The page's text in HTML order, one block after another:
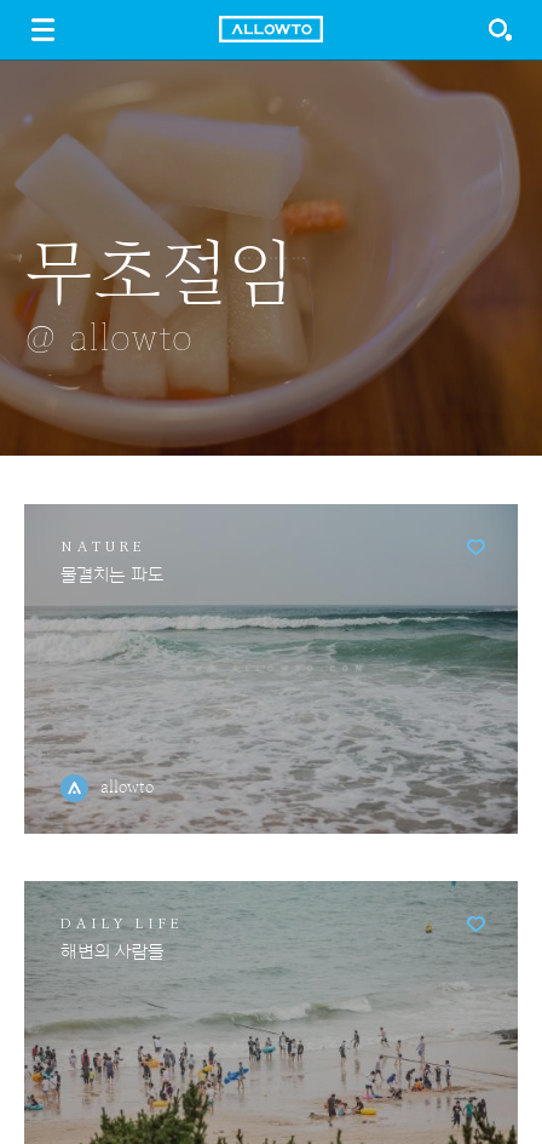
FREE DOWNLOAD SIGN UP
무초절임
@ allowto
닭발
@ allowto
셋팅
@ allowto
흰색 장미
@ allowto
서울세계불꽃축
@ allowto
NATURE
물결치는 파도
allowto
DAILY LIFE
해변의 사람들